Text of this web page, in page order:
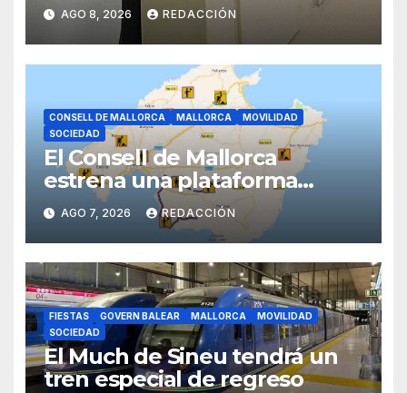
Galmés
AGO 8, 2026 REDACCIÓN
CONSELL DE MALLORCA MALLORCA
MOVILIDAD
SOCIEDAD
El Consell de Mallorca
estrena una plataforma
inteligente de incidencias
viarias en tiempo real
AGO 7, 2026 REDACCIÓN
FIESTAS GOVERN BALEAR MALLORCA
MOVILIDAD
SOCIEDAD
El Much de Sineu tendrá un
tren especial de regreso